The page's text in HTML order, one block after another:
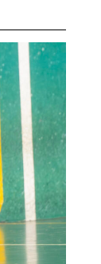
Errenteria-